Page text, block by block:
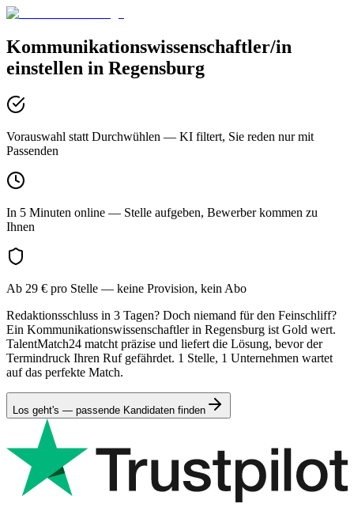
Kommunikationswissenschaftler/in
einstellen in Regensburg
Vorauswahl statt Durchwühlen — KI filtert, Sie reden nur mit
Passenden
In 5 Minuten online — Stelle aufgeben, Bewerber kommen zu
Ihnen
Ab 29 € pro Stelle — keine Provision, kein Abo
Redaktionsschluss in 3 Tagen? Doch niemand für den Feinschliff?
Ein Kommunikationswissenschaftler in Regensburg ist Gold wert.
TalentMatch24 matcht präzise und liefert die Lösung, bevor der
Termindruck Ihren Ruf gefährdet. 1 Stelle, 1 Unternehmen wartet
auf das perfekte Match.
Los geht's — passende Kandidaten finden